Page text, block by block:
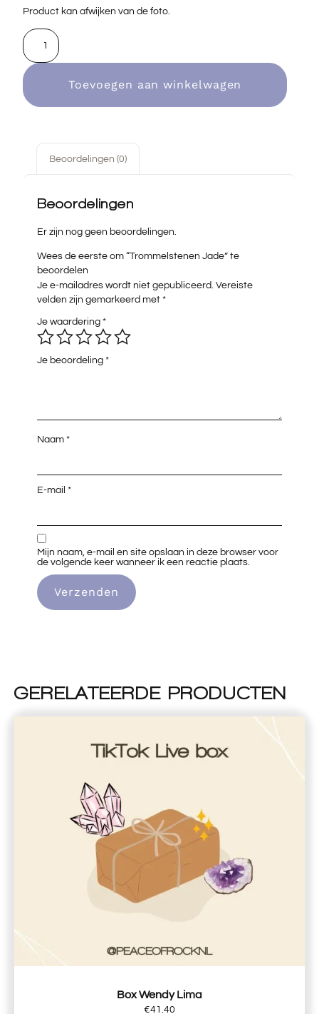
Product kan afwijken van de foto.
Toevoegen aan winkelwagen
Beoordelingen (0)
Beoordelingen
Er zijn nog geen beoordelingen.
Wees de eerste om “Trommelstenen Jade” te
beoordelen
Je e-mailadres wordt niet gepubliceerd. Vereiste
velden zijn gemarkeerd met*
Je waardering*
Je beoordeling*
Naam*
E-mail*
Mijn naam, e-mail en site opslaan in deze browser voor
de volgende keer wanneer ik een reactie plaats.
GERELATEERDE PRODUCTEN
Box Wendy Lima
€41.40